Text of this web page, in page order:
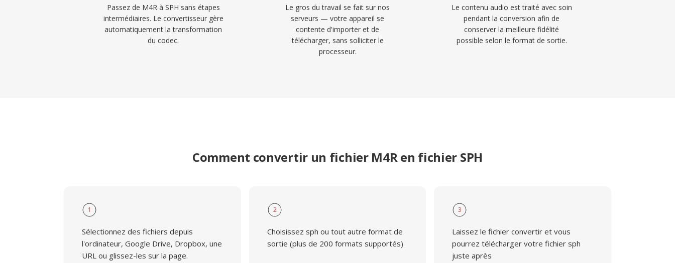
Passez de M4R à SPH sans étapes
intermédiaires. Le convertisseur gère
automatiquement la transformation
du codec.
Le gros du travail se fait sur nos
serveurs — votre appareil se
contente d'importer et de
télécharger, sans solliciter le
processeur.
Le contenu audio est traité avec soin
pendant la conversion afin de
conserver la meilleure fidélité
possible selon le format de sortie.
Comment convertir un fichier M4R en fichier SPH
1
Sélectionnez des fichiers depuis
l'ordinateur, Google Drive, Dropbox, une
URL ou glissez-les sur la page.
2
Choisissez sph ou tout autre format de
sortie (plus de 200 formats supportés)
3
Laissez le fichier convertir et vous
pourrez télécharger votre fichier sph
juste après